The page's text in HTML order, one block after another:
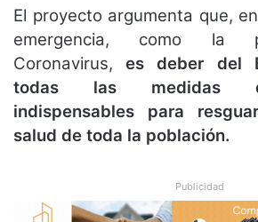
El proyecto argumenta que,
emergencia, como la
Coronavirus,es deber del
todas las medidas
indispensables para
salud de toda la población.
Publicidad